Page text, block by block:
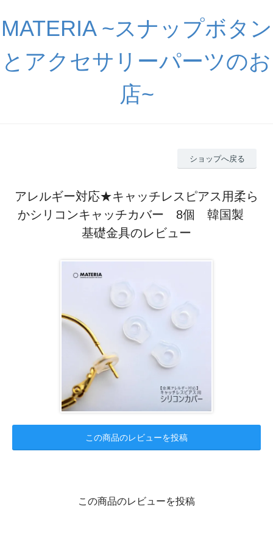
MATERIA ~スナップボタン
とアクセサリーパーツのお
店~
ショップへ戻る
アレルギー対応★キャッチレスピアス用柔ら
かシリコンキャッチカバー 8個 韓国製
基礎金具のレビュー
この商品のレビューを投稿
この商品のレビューを投稿